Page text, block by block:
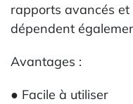
rapports avancés
dépendent
Avantages :
● Facile à utiliser